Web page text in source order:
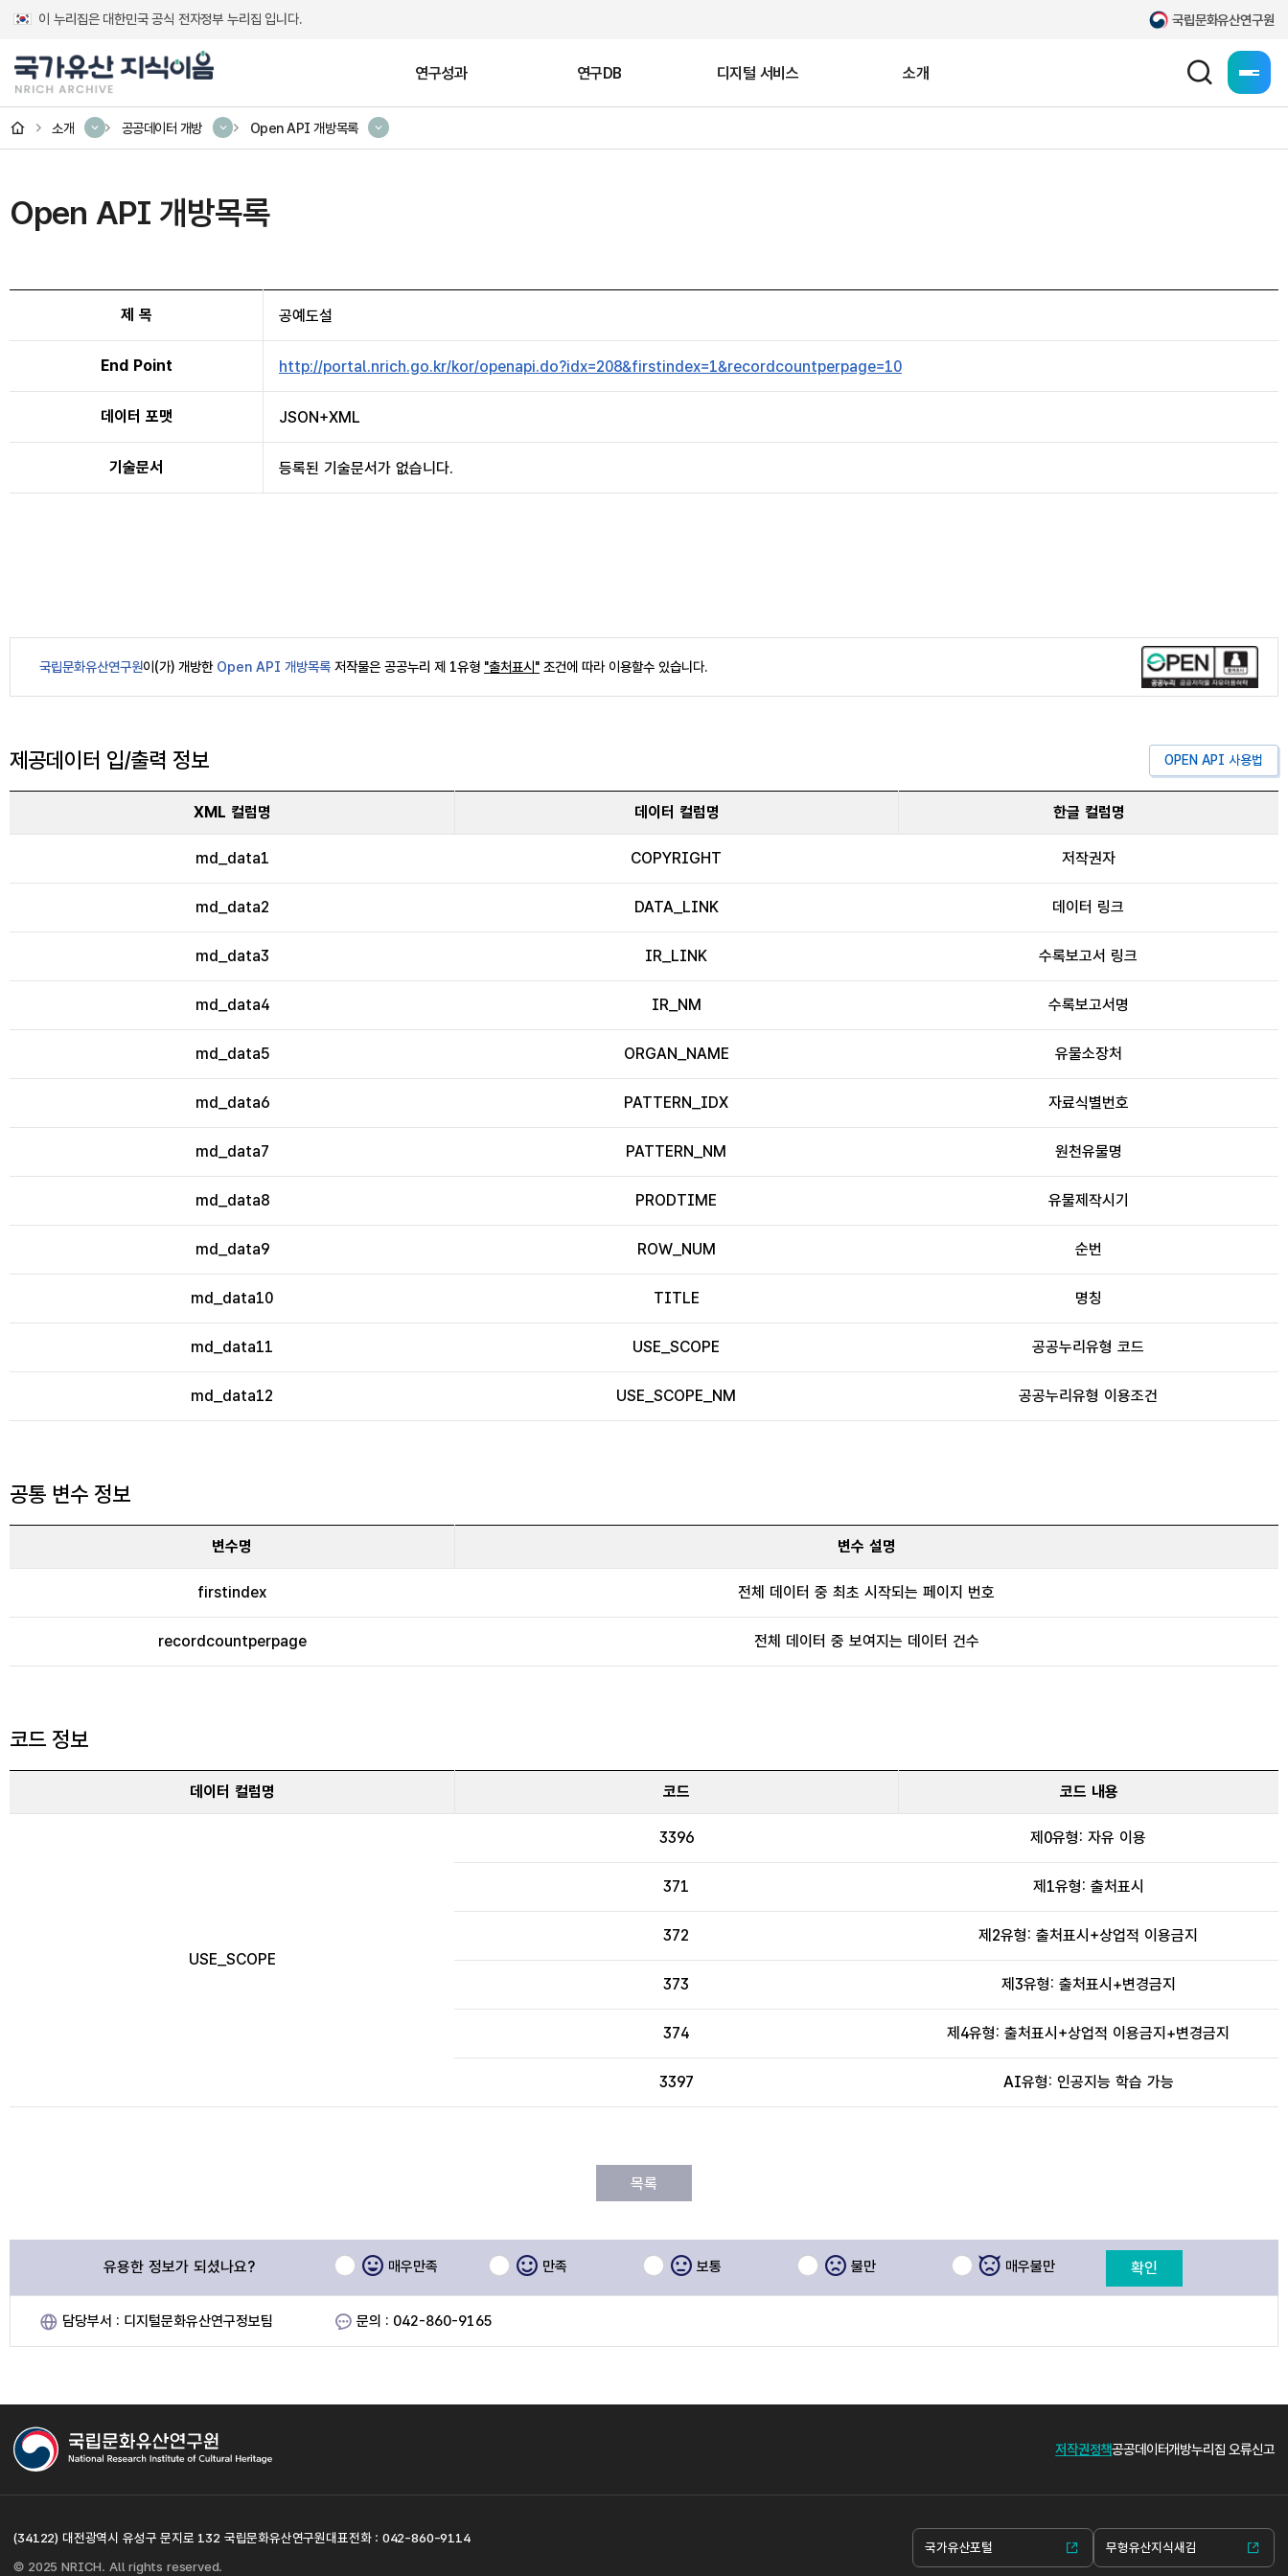
이 누리집은 대한민국 공식 전자정부 누리집 입니다. 국립문화유산연구원
연구성과
연구성과
연구DB
연구DB
미술유산 일러스트 백제 문화유적 보존과학연구
북한 문화유산 조사연구
초상화 한국고고학사전 한국고고학저널
디지털 서비스
디지털 서비스
부석사 조사당 벽화 디지털 복원
소개
소개
누리집
홈 소개 공공데이터 개방 Open API 개방목록
Open API 개방목록
제 목 공예도설
End Point http://portal.nrich.go.kr/kor/openapi.do?idx=208&firstindex=1&recordcountperpage=10
데이터 포맷 JSON+XML
기술문서 등록된 기술문서가 없습니다.
국립문화유산연구원이(가) 개방한 Open API 개방목록 저작물은 공공누리 제 1유형 "출처표시" 조건에 따라 이용할수 있습니다.
제공데이터 입/출력 정보 OPEN API 사용법
XML 컬럼명 데이터 컬럼명 한글 컬럼명
md_data1 COPYRIGHT 저작권자
md_data2 DATA_LINK 데이터 링크
md_data3 IR_LINK 수록보고서 링크
md_data4 IR_NM 수록보고서명
md_data5 ORGAN_NAME 유물소장처
md_data6 PATTERN_IDX 자료식별번호
md_data7 PATTERN_NM 원천유물명
md_data8 PRODTIME 유물제작시기
md_data9 ROW_NUM 순번
md_data10 TITLE 명칭
md_data11 USE_SCOPE 공공누리유형 코드
md_data12 USE_SCOPE_NM 공공누리유형 이용조건
공통 변수 정보
변수명 변수 설명
firstindex 전체 데이터 중 최초 시작되는 페이지 번호
recordcountperpage 전체 데이터 중 보여지는 데이터 건수
코드 정보
데이터 컬럼명 코드 코드 내용
USE_SCOPE
3396 제0유형: 자유 이용
371 제1유형: 출처표시
372 제2유형: 출처표시+상업적 이용금지
373 제3유형: 출처표시+변경금지
374 제4유형: 출처표시+상업적 이용금지+변경금지
3397 AI유형: 인공지능 학습 가능
목록
유용한 정보가 되셨나요? 매우만족 만족 보통 불만 매우불만 확인
담당부서 : 디지털문화유산연구정보팀 문의 : 042-860-9165
저작권정책공공데이터개방누리집 오류신고
국가유산포털 무형유산지식새김
(34122) 대전광역시 유성구 문지로 132 국립문화유산연구원대표전화 : 042-860-9114
© 2025 NRICH. All rights reserved.